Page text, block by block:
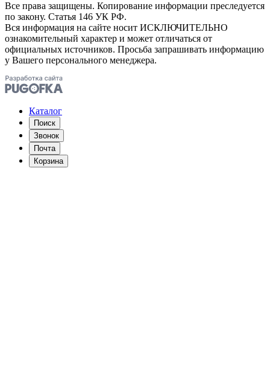
Все права защищены. Копирование информации преследуется
по закону. Статья 146 УК РФ.
Вся информация на сайте носит ИСКЛЮЧИТЕЛЬНО
ознакомительный характер и может отличаться от
официальных источников. Просьба запрашивать информацию
у Вашего персонального менеджера.
Каталог
Поиск
Звонок
Почта
Корзина